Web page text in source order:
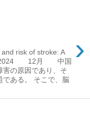
›
risk of stroke: A
2024 12月 中国
害の原因であり、そ
である。 そこで、脳